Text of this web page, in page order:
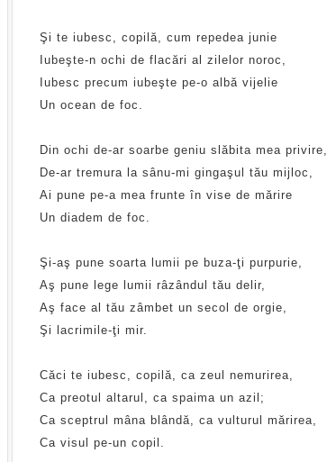
Şi te iubesc, copilă, cum repedea junie
Iubeşte-n ochi de flacări al zilelor noroc,
Iubesc precum iubeşte pe-o albă vijelie
Un ocean de foc.
Din ochi de-ar soarbe geniu slăbita mea privire,
De-ar tremura la sânu-mi gingaşul tău mijloc,
Ai pune pe-a mea frunte în vise de mărire
Un diadem de foc.
Şi-aş pune soarta lumii pe buza-ţi purpurie,
Aş pune lege lumii râzândul tău delir,
Aş face al tău zâmbet un secol de orgie,
Şi lacrimile-ţi mir.
Căci te iubesc, copilă, ca zeul nemurirea,
Ca preotul altarul, ca spaima un azil;
Ca sceptrul mâna blândă, ca vulturul mărirea,
Ca visul pe-un copil.